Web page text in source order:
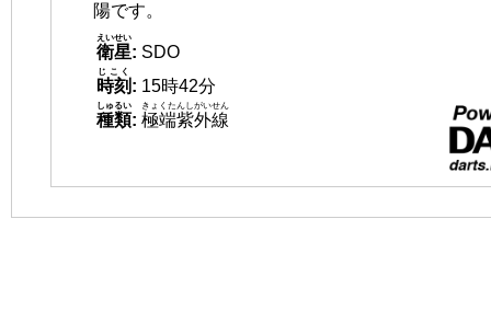
陽です。
衛星
えいせい
: SDO
時刻
じこく
: 15時42分
種類
しゅるい
: 極端紫外線
きょくたんしがいせん